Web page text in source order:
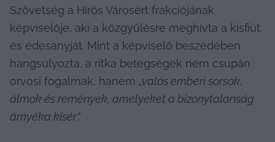
Szövetség a Hírös Városért frakciójának
képviselője, aki a közgyűlésre meghívta a kisfiút
és édesanyját. Mint a képviselő beszédében
hangsúlyozta, a ritka betegségek nem csupán
orvosi fogalmak, hanem „valós emberi sorsok,
álmok és remények, amelyeket a bizonytalanság
árnyéka kísér”.